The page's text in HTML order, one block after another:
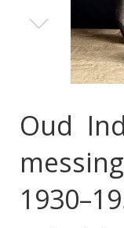
Oud